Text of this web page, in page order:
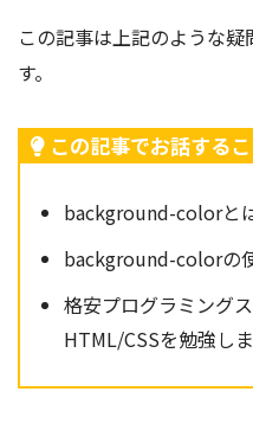
この記事は上記のような
す。
この記事でお話する
background-colorと
background-colorの
格安プログラミング
HTML/CSSを勉強し